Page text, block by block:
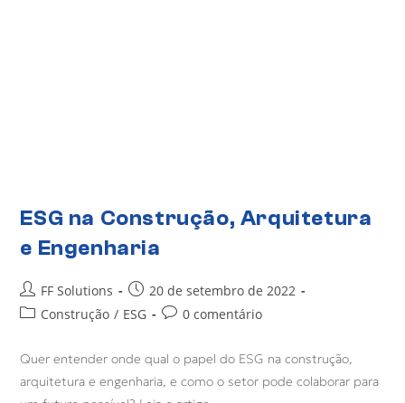
ESG na Construção, Arquitetura
e Engenharia
FF Solutions
20 de setembro de 2022
Construção / ESG 0 comentário
Quer entender onde qual o papel do ESG na construção,
arquitetura e engenharia, e como o setor pode colaborar para